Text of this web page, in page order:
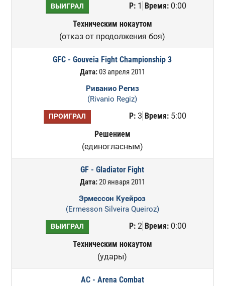
ВЫИГРАЛ Р:1 Время:0:00
Техническим нокаутом
(отказ от продолжения боя)
GFC - Gouveia Fight Championship 3
Дата:03 апреля 2011
Риванио Региз
(Rivanio Regiz)
ПРОИГРАЛ Р:3 Время:5:00
Решением
(единогласным)
GF - Gladiator Fight
Дата:20 января 2011
Эрмессон Куейроз
(Ermesson Silveira Queiroz)
ВЫИГРАЛ Р:2 Время:0:00
Техническим нокаутом
(удары)
AC - Arena Combat